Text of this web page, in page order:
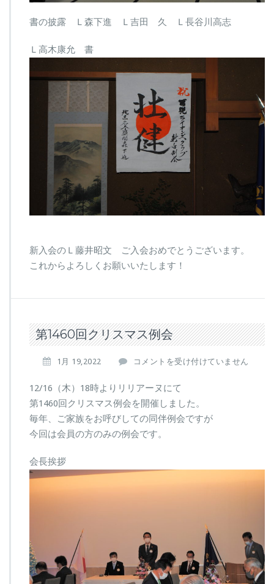
書の披露 Ｌ森下進 Ｌ吉田 久 Ｌ長谷川高志
Ｌ高木康允 書
新入会のＬ藤井昭文 ご入会おめでとうございます。
これからよろしくお願いいたします！
第1460回クリスマス例会
1月 19,2022
第
4
6
0
回
ク
マ
コメントを受け付けていません
12/16（木）18時よりリリアーヌにて
第1460回クリスマス例会を開催しました。
毎年、ご家族をお呼びしての同伴例会ですが
今回は会員の方のみの例会です。
会長挨拶